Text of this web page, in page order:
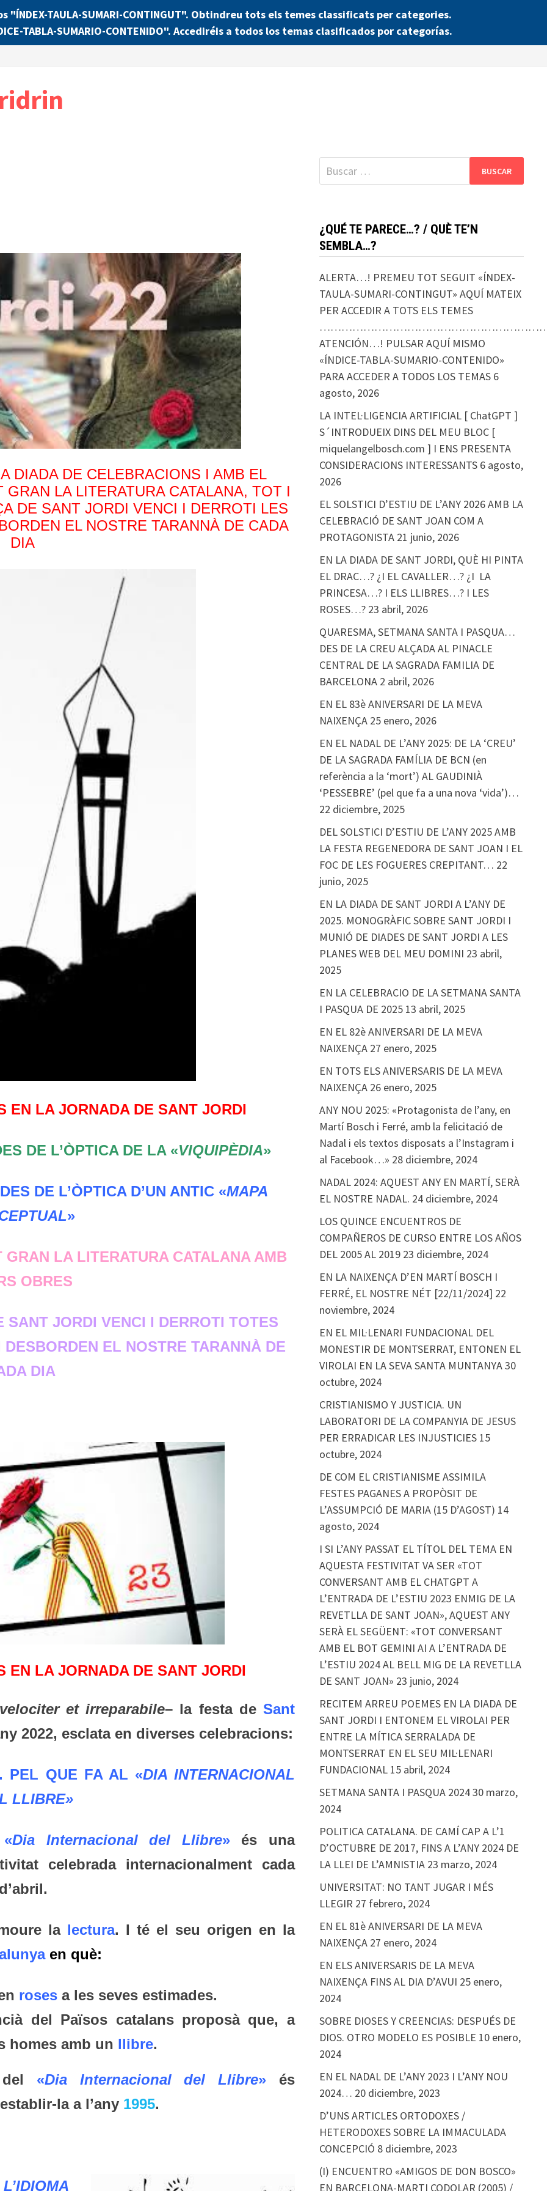
"ÍNDEX-TAULA-SUMARI-CONTINGUT". Obtindreu tots els temes classificats per categories.
TABLA-SUMARIO-CONTENIDO". Accediréis a todos los temas clasificados por categorías.
DIADA DE CELEBRACIONS I AMB EL
LA LITERATURA CATALANA, TOT I
DE SANT JORDI VENCI I DERROTI LES
EL NOSTRE TARANNÀ DE CADA
DIA
EN LA JORNADA DE SANT JORDI
DE L’ÒPTICA DE LA «VIQUIPÈDIA»
DE L’ÒPTICA D’UN ANTIC «MAPA
»
LA LITERATURA CATALANA AMB
OBRES
JORDI VENCI I DERROTI TOTES
EL NOSTRE TARANNÀ DE
DIA
EN LA JORNADA DE SANT JORDI
et irreparabile– la festa de Sant
2022, esclata en diverses celebracions:
PEL QUE FA AL «DIA INTERNACIONAL
LLIBRE»
Dia Internacional del Llibre»és una
celebrada internacionalment cada
la lectura. I té el seu origen en la
en què:
roses a les seves estimades.
del Països catalans proposà que, a
homes amb un llibre.
del «Dia Internacional del Llibre» és
la a l’any 1995.
Buscar:
¿QUÉ TE PARECE…? / QUÈ TE’N
SEMBLA…?
ALERTA…! PREMEU TOT SEGUIT «ÍNDEX-
TAULA-SUMARI-CONTINGUT» AQUÍ MATEIX
PER ACCEDIR A TOTS ELS TEMES
ATENCIÓN…! PULSAR AQUÍ MISMO
«ÍNDICE-TABLA-SUMARIO-CONTENIDO»
PARA ACCEDER A TODOS LOS TEMAS 6
agosto, 2026
LA INTEL·LIGENCIA ARTIFICIAL [ ChatGPT ]
S´INTRODUEIX DINS DEL MEU BLOC [
miquelangelbosch.com ] I ENS PRESENTA
CONSIDERACIONS INTERESSANTS 6 agosto,
2026
EL SOLSTICI D’ESTIU DE L’ANY 2026 AMB LA
CELEBRACIÓ DE SANT JOAN COM A
PROTAGONISTA 21 junio, 2026
EN LA DIADA DE SANT JORDI, QUÈ HI PINTA
EL DRAC…? ¿I EL CAVALLER…? ¿I LA
PRINCESA…? I ELS LLIBRES…? I LES
ROSES…? 23 abril, 2026
QUARESMA, SETMANA SANTA I PASQUA…
DES DE LA CREU ALÇADA AL PINACLE
CENTRAL DE LA SAGRADA FAMILIA DE
BARCELONA 2 abril, 2026
EN EL 83è ANIVERSARI DE LA MEVA
NAIXENÇA 25 enero, 2026
EN EL NADAL DE L’ANY 2025: DE LA ‘CREU’
DE LA SAGRADA FAMÍLIA DE BCN (en
referència a la ‘mort’) AL GAUDINIÀ
‘PESSEBRE’ (pel que fa a una nova ‘vida’)…
22 diciembre, 2025
DEL SOLSTICI D’ESTIU DE L’ANY 2025 AMB
LA FESTA REGENEDORA DE SANT JOAN I EL
FOC DE LES FOGUERES CREPITANT… 22
junio, 2025
EN LA DIADA DE SANT JORDI A L’ANY DE
2025. MONOGRÀFIC SOBRE SANT JORDI I
MUNIÓ DE DIADES DE SANT JORDI A LES
PLANES WEB DEL MEU DOMINI 23 abril,
2025
EN LA CELEBRACIO DE LA SETMANA SANTA
I PASQUA DE 2025 13 abril, 2025
EN EL 82è ANIVERSARI DE LA MEVA
NAIXENÇA 27 enero, 2025
EN TOTS ELS ANIVERSARIS DE LA MEVA
NAIXENÇA 26 enero, 2025
ANY NOU 2025: «Protagonista de l’any, en
Martí Bosch i Ferré, amb la felicitació de
Nadal i els textos disposats a l’Instagram i
al Facebook…» 28 diciembre, 2024
NADAL 2024: AQUEST ANY EN MARTÍ, SERÀ
EL NOSTRE NADAL. 24 diciembre, 2024
LOS QUINCE ENCUENTROS DE
COMPAÑEROS DE CURSO ENTRE LOS AÑOS
DEL 2005 AL 2019 23 diciembre, 2024
EN LA NAIXENÇA D’EN MARTÍ BOSCH I
FERRÉ, EL NOSTRE NÉT [22/11/2024] 22
noviembre, 2024
EN EL MIL·LENARI FUNDACIONAL DEL
MONESTIR DE MONTSERRAT, ENTONEN EL
VIROLAI EN LA SEVA SANTA MUNTANYA30
octubre, 2024
CRISTIANISMO Y JUSTICIA. UN
LABORATORI DE LA COMPANYIA DE JESUS
PER ERRADICAR LES INJUSTICIES 15
octubre, 2024
DE COM EL CRISTIANISME ASSIMILA
FESTES PAGANES A PROPÒSIT DE
L’ASSUMPCIÓ DE MARIA (15 D’AGOST) 14
agosto, 2024
I SI L’ANY PASSAT EL TÍTOL DEL TEMA EN
AQUESTA FESTIVITAT VA SER «TOT
CONVERSANT AMB EL CHATGPT A
L’ENTRADA DE L’ESTIU 2023 ENMIG DE LA
REVETLLA DE SANT JOAN», AQUEST ANY
SERÀ EL SEGÜENT: «TOT CONVERSANT
AMB EL BOT GEMINI AI A L’ENTRADA DE
L’ESTIU 2024 AL BELL MIG DE LA REVETLLA
DE SANT JOAN» 23 junio, 2024
RECITEM ARREU POEMES EN LA DIADA DE
SANT JORDI I ENTONEM EL VIROLAI PER
ENTRE LA MÍTICA SERRALADA DE
MONTSERRAT EN EL SEU MIL·LENARI
FUNDACIONAL 15 abril, 2024
SETMANA SANTA I PASQUA 202430 marzo,
2024
POLITICA CATALANA. DE CAMÍ CAP A L’1
D’OCTUBRE DE 2017, FINS A L’ANY 2024 DE
LA LLEI DE L’AMNISTIA 23 marzo, 2024
UNIVERSITAT: NO TANT JUGAR I MÉS
LLEGIR 27 febrero, 2024
EN EL 81è ANIVERSARI DE LA MEVA
NAIXENÇA 27 enero, 2024
EN ELS ANIVERSARIS DE LA MEVA
NAIXENÇA FINS AL DIA D’AVUI 25 enero,
2024
SOBRE DIOSES Y CREENCIAS: DESPUÉS DE
DIOS. OTRO MODELO ES POSIBLE 10 enero,
2024
EN EL NADAL DE L’ANY 2023 I L’ANY NOU
2024… 20 diciembre, 2023
D’UNS ARTICLES ORTODOXES /
HETERODOXES SOBRE LA IMMACULADA
CONCEPCIÓ 8 diciembre, 2023
(I) ENCUENTRO «AMIGOS DE DON BOSCO»
EN BARCELONA-MARTI CODOLAR (2005) /